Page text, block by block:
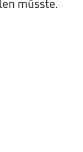
müsste.